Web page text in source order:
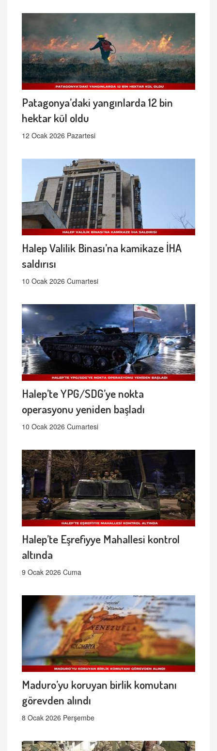
Patagonya’daki yangınlarda 12 bin
hektar kül oldu
12 Ocak 2026 Pazartesi
Halep Valilik Binası’na kamikaze İHA
saldırısı
10 Ocak 2026 Cumartesi
Halep’te YPG/SDG’ye nokta
operasyonu yeniden başladı
10 Ocak 2026 Cumartesi
Halep’te Eşrefiyye Mahallesi kontrol
altında
9 Ocak 2026 Cuma
Maduro’yu koruyan birlik komutanı
görevden alındı
8 Ocak 2026 Perşembe